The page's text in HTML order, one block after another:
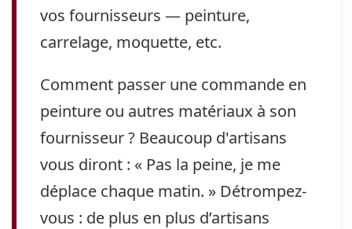
vos fournisseurs — peinture,
carrelage, moquette, etc.
Comment passer une commande en
peinture ou autres matériaux à son
fournisseur ? Beaucoup d'artisans
vous diront : « Pas la peine, je me
déplace chaque matin. » Détrompez-
vous : de plus en plus d’artisans